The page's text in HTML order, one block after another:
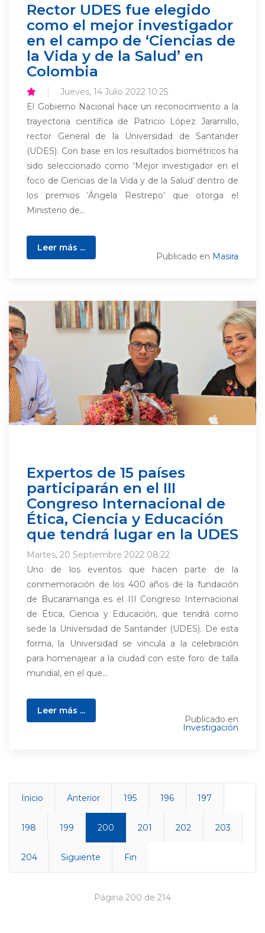
Rector UDES fue elegido
como el mejor investigador
en el campo de ‘Ciencias de
la Vida y de la Salud’ en
Colombia
Jueves, 14 Julio 2022 10:25
El Gobierno Nacional hace un reconocimiento a la
trayectoria científica de Patricio López Jaramillo,
rector General de la Universidad de Santander
(UDES). Con base en los resultados biométricos ha
sido seleccionado como ‘Mejor investigador en el
foco de Ciencias de la Vida y de la Salud’ dentro de
los premios ‘Ángela Restrepo’ que otorga el
Ministerio de...
Leer más ...
Publicado en Masira
Expertos de 15 países
participarán en el III
Congreso Internacional de
Ética, Ciencia y Educación
que tendrá lugar en la UDES
Martes, 20 Septiembre 2022 08:22
Uno de los eventos que hacen parte de la
conmemoración de los 400 años de la fundación
de Bucaramanga es el III Congreso Internacional
de Ética, Ciencia y Educación, que tendrá como
sede la Universidad de Santander (UDES). De esta
forma, la Universidad se vincula a la celebración
para homenajear a la ciudad con este foro de talla
mundial, en el que...
Leer más ...
Publicado en
Investigación
Inicio Anterior 195 196 197
198 199 200 201 202 203
204 Siguiente Fin
Página 200 de 214